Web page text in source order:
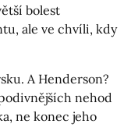
bolest
ale ve chvíli, kdy
A Henderson?
nehod
ne konec jeho